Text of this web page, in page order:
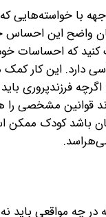
با
واضح این
کنید که احساسات
این کار کمک
فرزندپروری
قوانین مشخصی را
باشد کودک ممکن
چه مواقعی باید